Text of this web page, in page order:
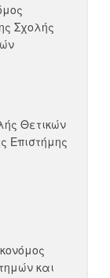
Σχολής
Θετικών
Επιστήμης
και